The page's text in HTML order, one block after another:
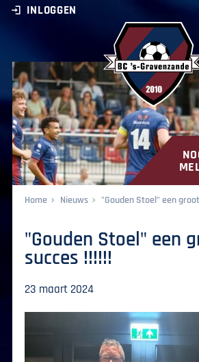
BC ‘s-Gravenzande
INLOGGEN
Home Nieuws "Gouden Stoel" een
"Gouden Stoel" een
succes !!!!!!
23 maart 2024